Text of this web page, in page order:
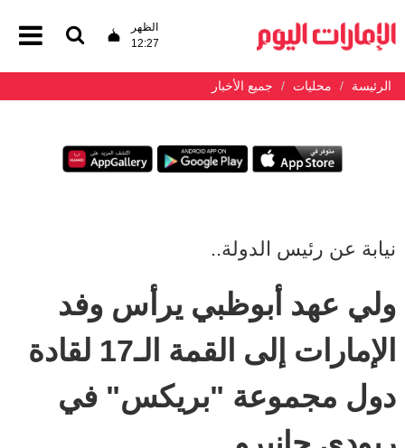
الظهر
12:27
الرئيسة محليات جميع الأخبار
نيابة عن رئيس الدولة..
ولي عهد أبوظبي يرأس وفد
الإمارات إلى القمة الـ17 لقادة
دول مجموعة "بريكس" في